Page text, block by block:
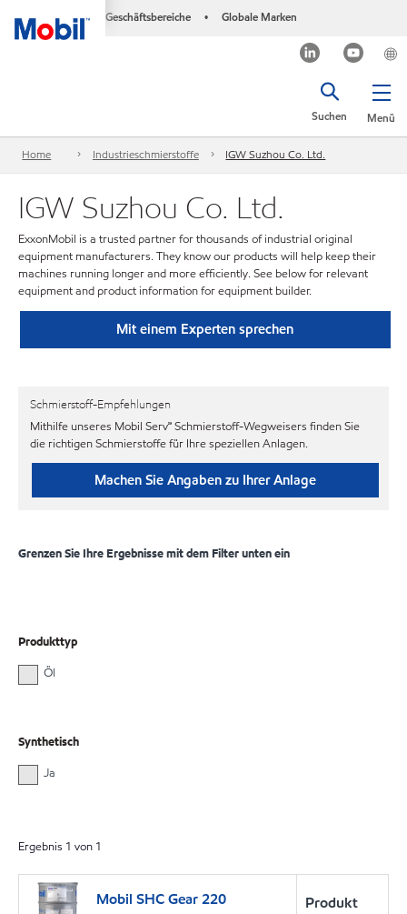
Geschäftsbereiche • Globale Marken
Menü
Suchen
Home Industrieschmierstoffe IGW Suzhou Co. Ltd.
IGW Suzhou Co. Ltd.
ExxonMobil is a trusted partner for thousands of industrial original
equipment manufacturers. They know our products will help keep their
machines running longer and more efficiently. See below for relevant
equipment and product information for equipment builder.
Mit einem Experten sprechen
Schmierstoff-Empfehlungen
Mithilfe unseres Mobil Serv℠ Schmierstoff-Wegweisers finden Sie
die richtigen Schmierstoffe für Ihre speziellen Anlagen.
Machen Sie Angaben zu Ihrer Anlage
Grenzen Sie Ihre Ergebnisse mit dem Filter unten ein
Produkttyp
Öl
Synthetisch
Ja
Ergebnis 1 von 1
Mobil SHC Gear 220
Produkt